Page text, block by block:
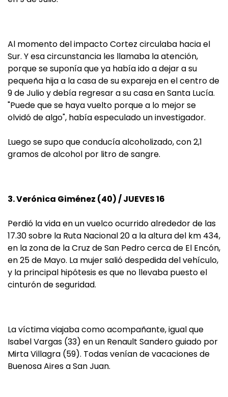
Al momento del impacto Cortez circulaba hacia el
Sur. Y esa circunstancia les llamaba la atención,
porque se suponía que ya había ido a dejar a su
pequeña hija a la casa de su expareja en el centro de
9 de Julio y debía regresar a su casa en Santa Lucía.
"Puede que se haya vuelto porque a lo mejor se
olvidó de algo", había especulado un investigador.
Luego se supo que conducía alcoholizado, con 2,1
gramos de alcohol por litro de sangre.
3. Verónica Giménez (40) / JUEVES 16
Perdió la vida en un vuelco ocurrido alrededor de las
17.30 sobre la Ruta Nacional 20 a la altura del km 434,
en la zona de la Cruz de San Pedro cerca de El Encón,
en 25 de Mayo. La mujer salió despedida del vehículo,
y la principal hipótesis es que no llevaba puesto el
cinturón de seguridad.
La víctima viajaba como acompañante, igual que
Isabel Vargas (33) en un Renault Sandero guiado por
Mirta Villagra (59). Todas venían de vacaciones de
Buenosa Aires a San Juan.